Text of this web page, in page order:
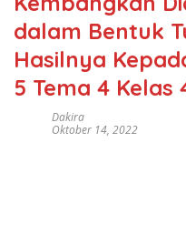
dalam Bentuk
Hasilnya
5 Tema 4 Kelas
Dakira
Oktober 14, 2022